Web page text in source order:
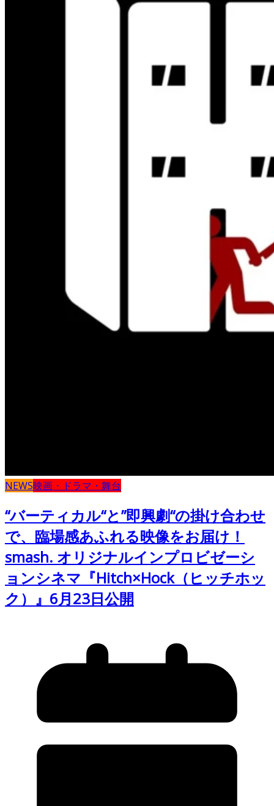
NEWS映画・ドラマ・舞台
“バーティカル“と”即興劇“の掛け合わせ
で、臨場感あふれる映像をお届け！
smash. オリジナルインプロビゼーシ
ョンシネマ『Hitch×Hock（ヒッチホッ
ク）』6月23日公開